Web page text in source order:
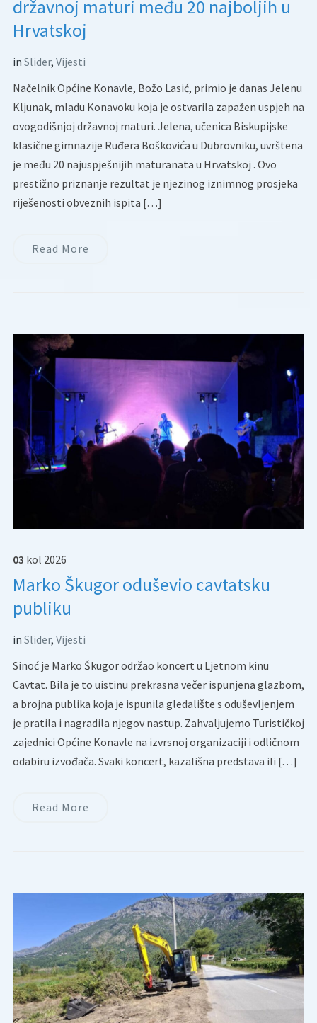
državnoj maturi među 20 najboljih u
Hrvatskoj
in Slider, Vijesti
Načelnik Općine Konavle, Božo Lasić, primio je danas Jelenu
Kljunak, mladu Konavoku koja je ostvarila zapažen uspjeh na
ovogodišnjoj državnoj maturi. Jelena, učenica Biskupijske
klasične gimnazije Ruđera Boškovića u Dubrovniku, uvrštena
je među 20 najuspješnijih maturanata u Hrvatskoj . Ovo
prestižno priznanje rezultat je njezinog iznimnog prosjeka
riješenosti obveznih ispita […]
Read More
03 kol 2026
Marko Škugor oduševio cavtatsku
publiku
in Slider, Vijesti
Sinoć je Marko Škugor održao koncert u Ljetnom kinu
Cavtat. Bila je to uistinu prekrasna večer ispunjena glazbom,
a brojna publika koja je ispunila gledalište s oduševljenjem
je pratila i nagradila njegov nastup. Zahvaljujemo Turističkoj
zajednici Općine Konavle na izvrsnoj organizaciji i odličnom
odabiru izvođača. Svaki koncert, kazališna predstava ili […]
Read More